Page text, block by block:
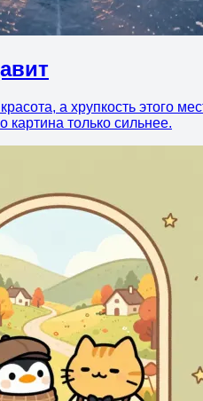
а хрупкость этого
картина только сильнее.